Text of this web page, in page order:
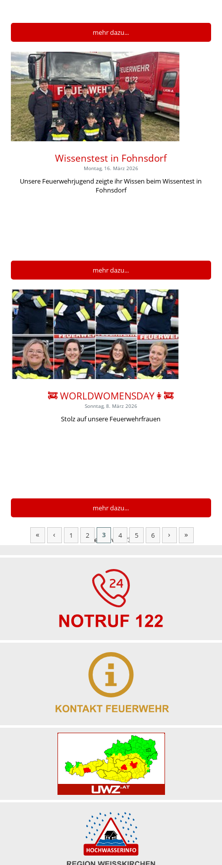
mehr dazu...
Wissenstest in Fohnsdorf
Montag, 16. März 2026
Unsere Feuerwehrjugend zeigte ihr Wissen beim Wissentest in
Fohnsdorf
mehr dazu...
🚒 WORLDWOMENSDAY👩‍🚒
Sonntag, 8. März 2026
Stolz auf unsere Feuerwehrfrauen
mehr dazu...
Seite 3 von 73
« ‹ 1 2 3 4 5 6 › »